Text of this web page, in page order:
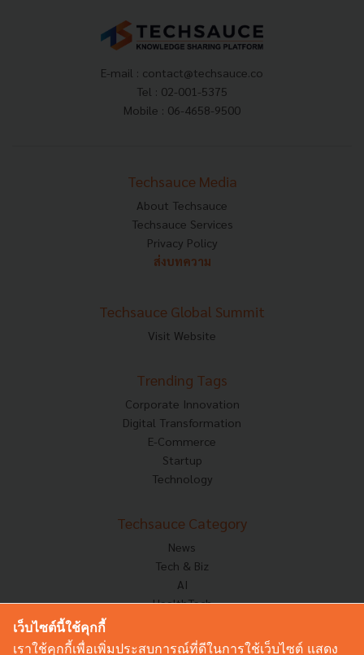
E-mail : contact@techsauce.co
Tel : 02-001-5375
Mobile : 06-4658-9500
Techsauce Media
About Techsauce
Techsauce Services
Privacy Policy
ส่งบทความ
Techsauce Global Summit
Visit Website
Trending Tags
Corporate Innovation
Digital Transformation
E-Commerce
Startup
Technology
Techsauce Category
News
Tech & Biz
AI
HealthTech
Corp Innov
เว็บไซต์นี้ใช้คุกกี้
เราใช้คุกกี้เพื่อเพิ่มประสบการณ์ที่ดีในการใช้เว็บไซต์ แสดง